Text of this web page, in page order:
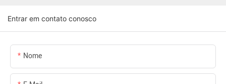
Entrar em contato conosco
Nome